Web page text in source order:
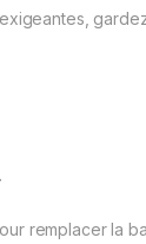
remplacer la